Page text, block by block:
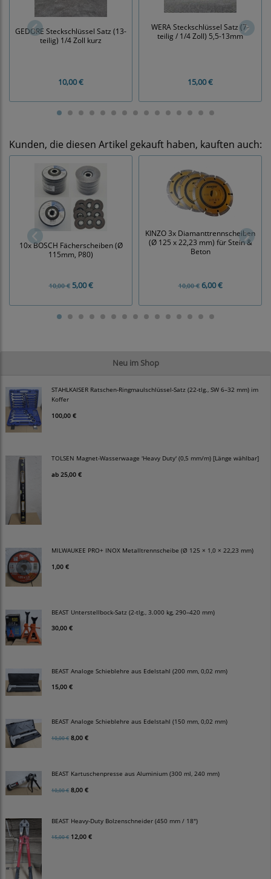
Neu im Shop
STAHLKAISER Ratschen-Ringmaulschlüssel-Satz (22-tlg., SW 6–32 mm) im
Koffer
100,00 €
TOLSEN Magnet-Wasserwaage 'Heavy Duty' (0,5 mm/m) [Länge wählbar]
ab 25,00 €
MILWAUKEE PRO+ INOX Metalltrennscheibe (Ø 125 × 1,0 × 22,23 mm)
1,00 €
BEAST Unterstellbock-Satz (2-tlg., 3.000 kg, 290–420 mm)
30,00 €
BEAST Analoge Schieblehre aus Edelstahl (200 mm, 0,02 mm)
15,00 €
BEAST Analoge Schieblehre aus Edelstahl (150 mm, 0,02 mm)
10,00 € 8,00 €
BEAST Kartuschenpresse aus Aluminium (300 ml, 240 mm)
10,00 € 8,00 €
BEAST Heavy-Duty Bolzenschneider (450 mm / 18")
15,00 € 12,00 €
GEDORE Steckschlüssel Satz (13-
teilig) 1/4 Zoll kurz
10,00 €
WERA Steckschlüssel Satz (7-
teilig / 1/4 Zoll) 5,5-13mm
15,00 €
Kunden, die diesen Artikel gekauft haben, kauften auch:
10x BOSCH Fächerscheiben (Ø
115mm, P80)
10,00 €5,00 €
KINZO 3x Diamanttrennscheiben
(Ø 125 x 22,23 mm) für Stein &
Beton
10,00 €6,00 €